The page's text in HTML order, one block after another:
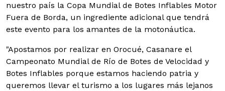
nuestro país la Copa Mundial de Botes Inflables Motor
Fuera de Borda, un ingrediente adicional que tendrá
este evento para los amantes de la motonáutica.
"Apostamos por realizar en Orocué, Casanare el
Campeonato Mundial de Río de Botes de Velocidad y
Botes Inflables porque estamos haciendo patria y
queremos llevar el turismo a los lugares más lejanos